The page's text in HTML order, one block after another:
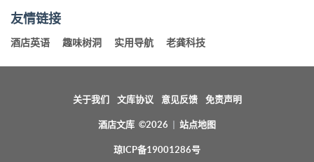
友情链接
酒店英语 趣味树洞 实用导航 老龚科技
关于我们 文库协议 意见反馈 免责声明
酒店文库 ©2026 站点地图
琼ICP备19001286号